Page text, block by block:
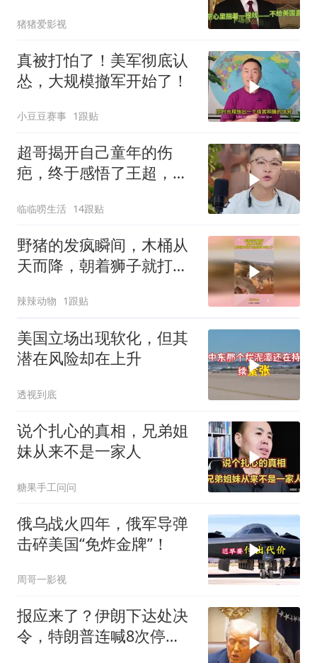
猪猪爱影视
真被打怕了！美军彻底认
怂，大规模撤军开始了！
小豆豆赛事 1跟贴
超哥揭开自己童年的伤
疤，终于感悟了王超，他
临临唠生活 14跟贴
野猪的发疯瞬间，木桶从
天而降，朝着狮子就打去
辣辣动物 1跟贴
美国立场出现软化，但其
潜在风险却在上升
透视到底
说个扎心的真相，兄弟姐
妹从来不是一家人
糖果手工问问
俄乌战火四年，俄军导弹
击碎美国“免炸金牌”！
周哥一影视
报应来了？伊朗下达处决
令，特朗普连喊8次停